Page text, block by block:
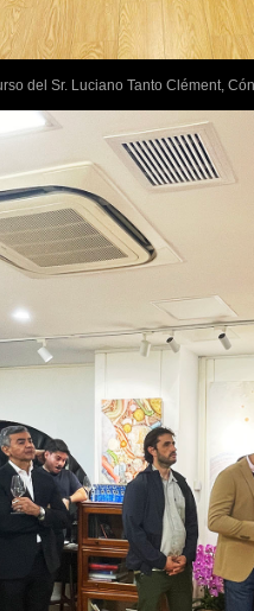
del Sr. Luciano Tanto Clément,